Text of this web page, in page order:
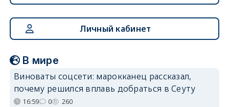
Личный кабинет
В мире
Виноваты соцсети: марокканец рассказал,
почему решился вплавь добраться в Сеуту
16:59 0 260